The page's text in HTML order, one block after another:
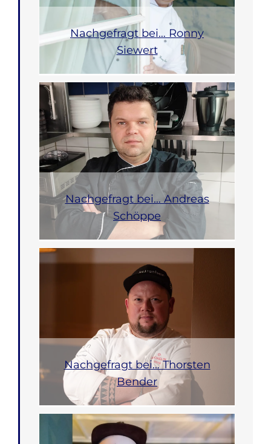
Nachgefragt bei… Ronny
Siewert
Nachgefragt bei… Andreas
Schöppe
Nachgefragt bei… Thorsten
Bender